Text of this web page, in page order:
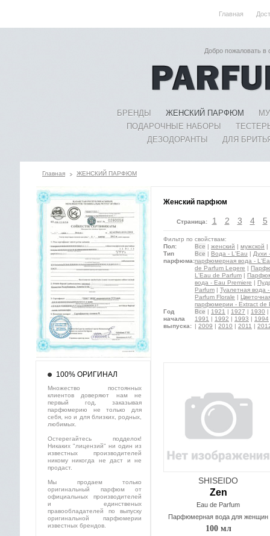
Главная
Добро пожаловать
БРЕНДЫ ЖЕНСКИЙ ПАРФЮМ
ПОДАРОЧНЫЕ НАБОРЫ
ДЕЗОДОРАНТЫ
ДЛЯ
Главная ЖЕНСКИЙ ПАРФЮМ
Женский парфюм
Страница: 1 2 3 4 5
Фильтр по свойствам:
Пол:
Все | женский | мужской |
Тип
парфюма:
Все | Вода - L'Eau | Духи
парфюмерная вода -
de Parfum Legere |
L'Eau de Parfum |
вода - Eau Premiere |
Parfum | Туалетная вода
Parfum Florale |
парфюмерии - Extract de
Год
начала
выпуска:
Все | 1921 | 1927 | 1930 |
1991 | 1992 | 1993 | 1994
| 2009 | 2010 | 2011 |
SHISEIDO
Zen
Eau de Parfum
Парфюмерная вода для женщин
100 мл
100% ОРИГИНАЛ
Множество постоянных
клиентов доверяют нам не
первый год, заказывая
парфюмерию не только для
себя, но и для близких, родных,
любимых.
Остерегайтесь подделок!
Никаких "лицензий" ни один из
известных производителей
никому никогда не даст и не
продаст.
Мы продаем только
оригинальный парфюм от
официальных производителей
и единственых
правообладателей по выпуску
оригинальной парфюмерии
известных брендов.